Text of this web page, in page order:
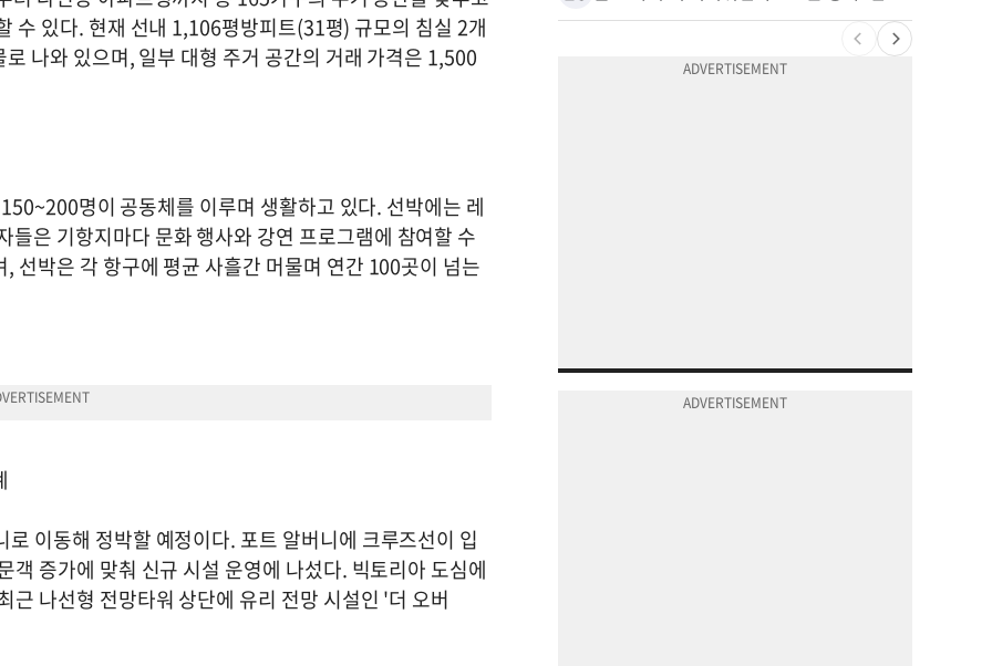
수 있다. 현재 선내 1,106평방피트(31평) 규모의 침실 2개
나와 있으며, 일부 대형 주거 공간의 거래 가격은 1,500
명이 공동체를 이루며 생활하고 있다. 선박에는 레
은 기항지마다 문화 행사와 강연 프로그램에 참여할 수
선박은 각 항구에 평균 사흘간 머물며 연간 100곳이 넘는
이동해 정박할 예정이다. 포트 알버니에 크루즈선이 입
증가에 맞춰 신규 시설 운영에 나섰다. 빅토리아 도심에
나선형 전망타워 상단에 유리 전망 시설인 '더 오버